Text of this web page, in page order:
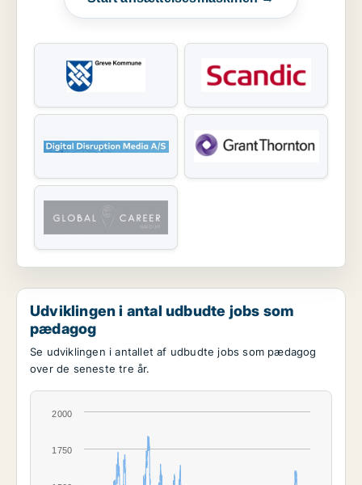
Udviklingen i antal udbudte jobs som
pædagog
Se udviklingen i antallet af udbudte jobs som pædagog
over de seneste tre år.
1750
2000